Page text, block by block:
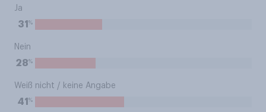
Ja
31 %
Nein
28%
Weiß nicht / keine Angabe
41 %